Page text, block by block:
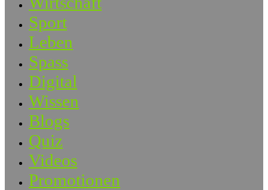
Sport
Leben
Spass
Digital
Wissen
Blogs
Quiz
Videos
Promotionen